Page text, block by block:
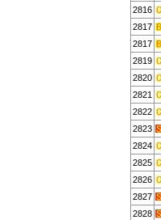
2816
2817
2817
2819
2820
2821
2822
2823
2824
2825
2826
2827
2828